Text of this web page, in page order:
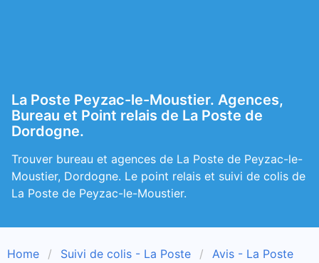
La Poste Peyzac-le-Moustier. Agences,
Bureau et Point relais de La Poste de
Dordogne.
Trouver bureau et agences de La Poste de Peyzac-le-
Moustier, Dordogne. Le point relais et suivi de colis de
La Poste de Peyzac-le-Moustier.
Home Suivi de colis - La Poste
Avis - La Poste